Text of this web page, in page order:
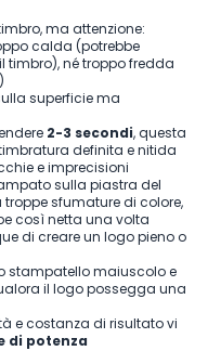
ma attenzione:
calda (potrebbe
timbro), né troppo fredda
superficie ma
2-3 secondi, questa
definita e nitida
e imprecisioni
sulla piastra del
sfumature di colore,
così netta una volta
di creare un logo pieno o
stampatello maiuscolo e
il logo possegga una
e costanza di risultato vi
di potenza